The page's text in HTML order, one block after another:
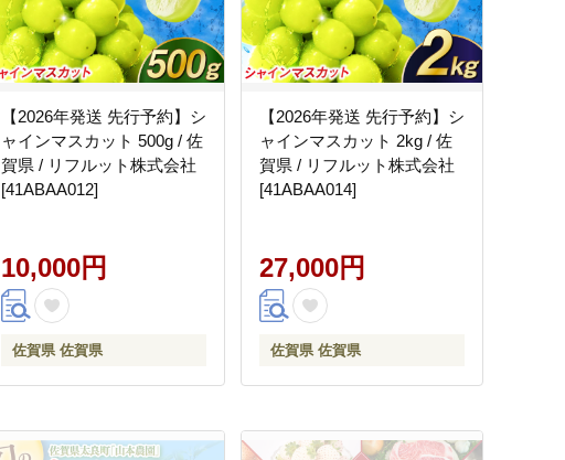
【2026年発送 先行予約】シ
ャインマスカット 500g / 佐
賀県 / リフルット株式会社
[41ABAA012]
10,000円
佐賀県 佐賀県
【2026年発送 先行予約】シ
ャインマスカット 2kg / 佐
賀県 / リフルット株式会社
[41ABAA014]
27,000円
佐賀県 佐賀県